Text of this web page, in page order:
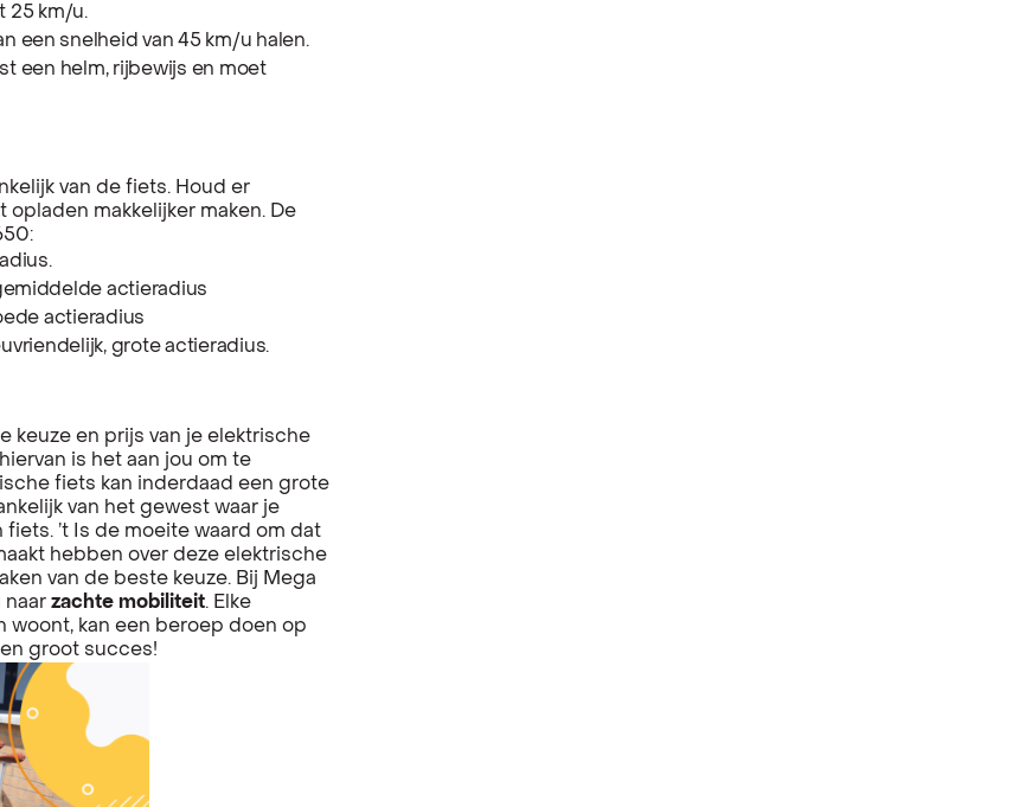
25 km/u.
een snelheid van 45 km/u halen.
een helm, rijbewijs en moet
van de fiets. Houd er
makkelijker maken. De
actieradius
actieradius
grote actieradius.
keuze en prijs van je elektrische
is het aan jou om te
fiets kan inderdaad een grote
van het gewest waar je
’t Is de moeite waard om dat
hebben over deze elektrische
van de beste keuze. Bij Mega
naar zachte mobiliteit. Elke
woont, kan een beroep doen op
groot succes!